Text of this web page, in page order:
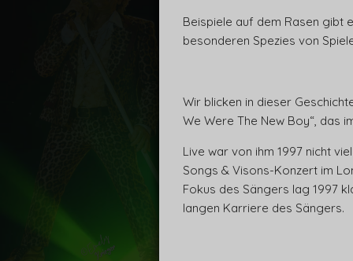
Beispiele auf dem Rasen gibt
besonderen Spezies von
Wir blicken in dieser
We Were The New Boy“, das
Live war von ihm 1997 nicht
Songs & Visons-Konzert im
Fokus des Sängers lag 1997
langen Karriere des Sängers.